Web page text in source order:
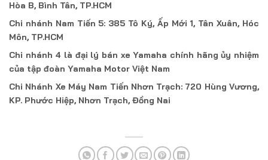
Hòa B, Bình Tân, TP.HCM
Chi nhánh Nam Tiến 5: 385 Tô Ký, Ấp Mới 1, Tân Xuân, Hóc
Môn, TP.HCM
Chi nhánh 4 là đại lý bán xe Yamaha chính hãng ủy nhiệm
của tập đoàn Yamaha Motor Việt Nam
Chi Nhánh Xe Máy Nam Tiến Nhơn Trạch: 720 Hùng Vương,
KP. Phước Hiệp, Nhơn Trạch, Đồng Nai